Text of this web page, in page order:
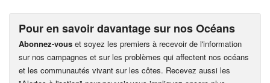
Pour en savoir davantage sur nos Océans
Abonnez-vous et soyez les premiers à recevoir de l'information
sur nos campagnes et sur les problèmes qui affectent nos océans
et les communautés vivant sur les côtes. Recevez aussi les